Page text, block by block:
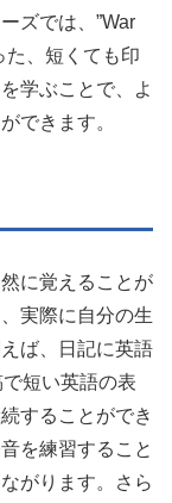
ズでは、”War
た、短くても印
学ぶことで、よ
できます。
に覚えることが
実際に自分の生
ば、日記に英語
短い英語の表
することができ
を練習すること
がります。さら